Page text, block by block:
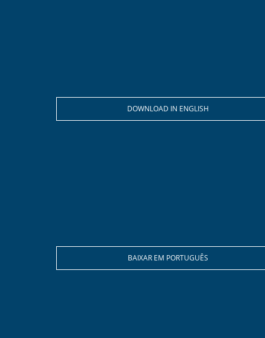
DOWNLOAD IN ENGLISH
BAIXAR EM PORTUGUÊS